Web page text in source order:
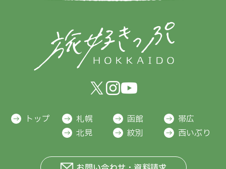
トップ 札幌 函館
帯広
北見
紋別 西いぶり